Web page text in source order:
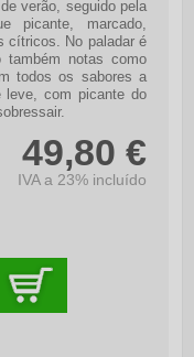
verão, seguido pela
picante, marcado,
cítricos. No paladar é
também notas como
todos os sabores a
leve, com picante do
49,80 €
IVA a 23% incluído